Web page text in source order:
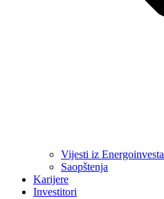
Vijesti iz Energoinvesta
Saopštenja
Karijere
Investitori